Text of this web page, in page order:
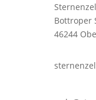
Bottroper
46244